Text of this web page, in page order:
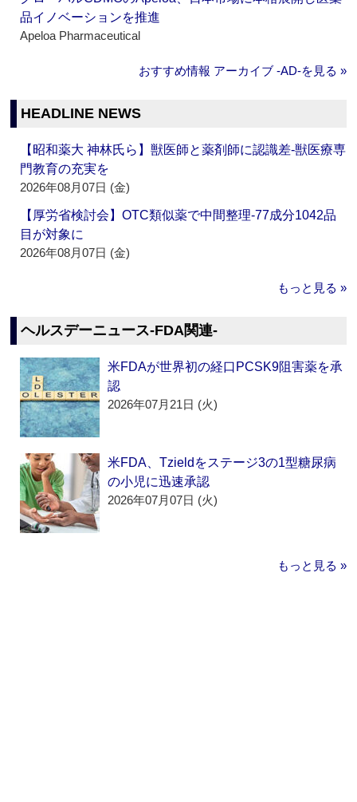
品イノベーションを推進
Apeloa Pharmaceutical
おすすめ情報 アーカイブ ‐AD‐を見る »
HEADLINE NEWS
【昭和薬大 神林氏ら】獣医師と薬剤師に認識差‐獣医療専
門教育の充実を
2026年08月07日 (金)
【厚労省検討会】OTC類似薬で中間整理‐77成分1042品
目が対象に
2026年08月07日 (金)
もっと見る »
ヘルスデーニュース‐FDA関連‐
米FDAが世界初の経口PCSK9阻害薬を承
認
2026年07月21日 (火)
米FDA、Tzieldをステージ3の1型糖尿病
の小児に迅速承認
2026年07月07日 (火)
もっと見る »